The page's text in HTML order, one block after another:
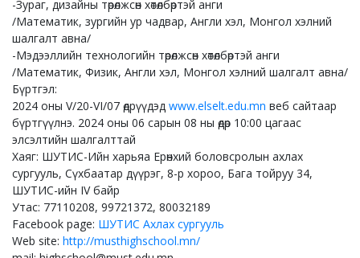
-Зураг, дизайны төрөлжсөн хөтөлбөртэй анги
/Математик, зургийн ур чадвар, Англи хэл, Монгол хэлний
шалгалт авна/
-Мэдээллийн технологийн төрөлжсөн хөтөлбөртэй анги
/Математик, Физик, Англи хэл, Монгол хэлний шалгалт авна/
Бүртгэл:
2024 оны V/20-VI/07 өдрүүдэд www.elselt.edu.mn веб сайтаар
бүртгүүлнэ. 2024 оны 06 сарын 08 ны өдөр 10:00 цагаас
элсэлтийн шалгалттай
Хаяг: ШУТИС-Ийн харьяа Ерөнхий боловсролын ахлах
сургууль, Сүхбаатар дүүрэг, 8-р хороо, Бага тойруу 34,
ШУТИС-ийн IV байр
Утас: 77110208, 99721372, 80032189
Facebook page: ШУТИС Ахлах сургууль
Web site: http://musthighschool.mn/